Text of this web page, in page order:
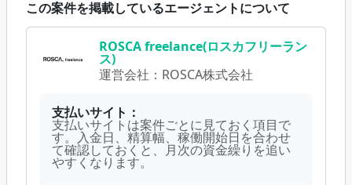
この案件を掲載しているエージェントについて
ROSCA freelance(ロスカフリーラン
ス)
運営会社： ROSCA株式会社
支払いサイト：
支払いサイトは案件ごとに見ておく項目で
す。入金日、精算幅、稼働開始日を合わせ
て確認しておくと、月次の資金繰りを追い
やすくなります。